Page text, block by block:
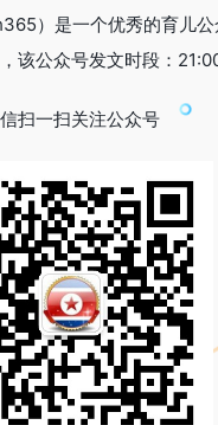
）是一个优秀的育儿公
该公众号发文时段：
扫一扫关注公众号